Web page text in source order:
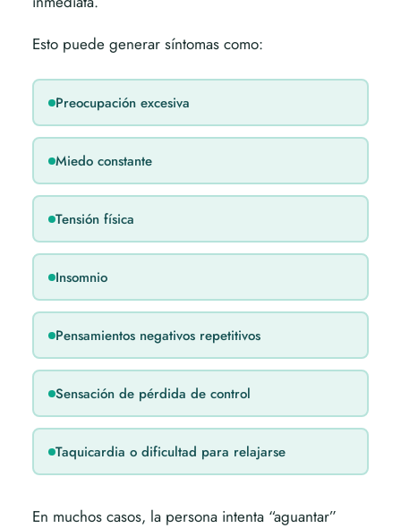
Esto puede generar síntomas como:
Preocupación excesiva
Miedo constante
Tensión física
Insomnio
Pensamientos negativos repetitivos
Sensación de pérdida de control
Taquicardia o dificultad para relajarse
En muchos casos, la persona intenta “aguantar”